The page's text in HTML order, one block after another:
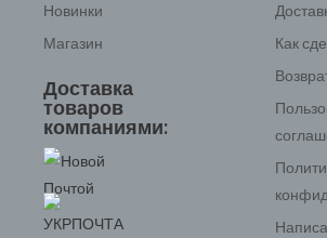
Новинки
Магазин
Доставка
товаров
компаниями:
Как